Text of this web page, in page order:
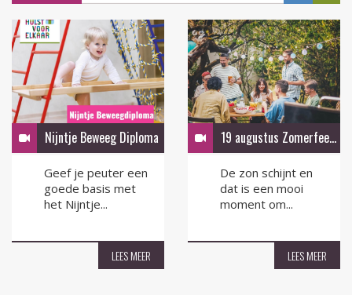
Nijntje Beweeg Diploma
Geef je peuter een
goede basis met
het Nijntje...
LEES MEER
19 augustus Zomerfeest in de tuin
De zon schijnt en
dat is een mooi
moment om...
LEES MEER